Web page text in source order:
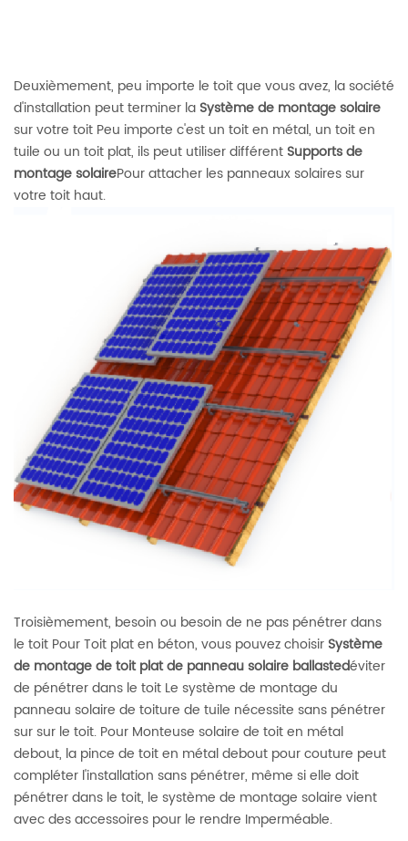
Deuxièmement, peu importe le toit que vous avez, la société
d'installation peut terminer la Système de montage solaire
sur votre toit Peu importe c'est un toit en métal, un toit en
tuile ou un toit plat, ils peut utiliser différent Supports de
montage solairePour attacher les panneaux solaires sur
votre toit haut.
Troisièmement, besoin ou besoin de ne pas pénétrer dans
le toit Pour Toit plat en béton, vous pouvez choisir Système
de montage de toit plat de panneau solaire ballastedéviter
de pénétrer dans le toit Le système de montage du
panneau solaire de toiture de tuile nécessite sans pénétrer
sur sur le toit. Pour Monteuse solaire de toit en métal
debout, la pince de toit en métal debout pour couture peut
compléter l'installation sans pénétrer, même si elle doit
pénétrer dans le toit, le système de montage solaire vient
avec des accessoires pour le rendre Imperméable.